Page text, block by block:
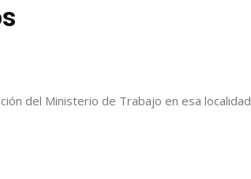
del Ministerio de Trabajo en esa localidad